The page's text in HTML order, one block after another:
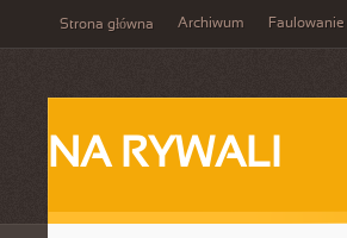
Strona główna Archiwum Faulowanie
NA RYWALI